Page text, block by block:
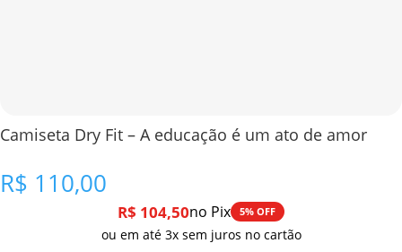
Camiseta Dry Fit – A educação é um ato de amor
R$ 110,00
R$ 104,50no Pix 5% OFF
ou em até 3x sem juros no cartão